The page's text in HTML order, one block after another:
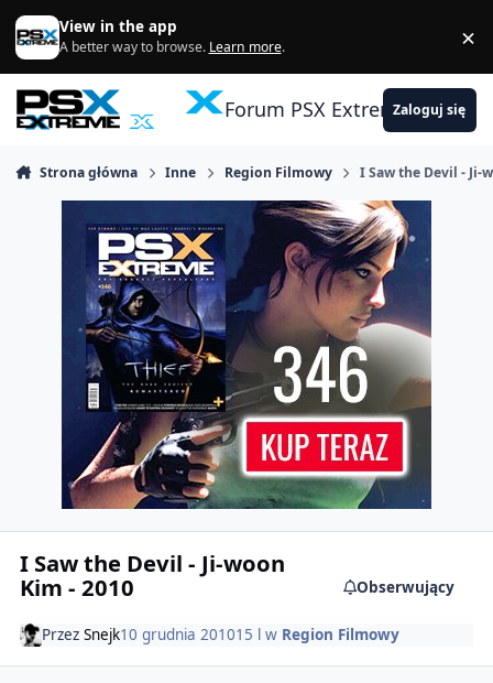
Skocz do zawartości
View in the app
A better way to browse. Learn more. ×
Forum PSX ExtremeZaloguj się
Strona główna Inne Region Filmowy I Saw the Devil - Ji-
I Saw the Devil - Ji-woon
Kim - 2010 Obserwujący
Przez Snejk10 grudnia 201015 l w Region Filmowy